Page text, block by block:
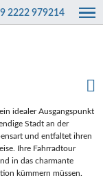
2222 979214
idealer Ausgangspunkt
Stadt an der
und entfaltet ihren
Ihre Fahrradtour
in das charmante
kümmern müssen.